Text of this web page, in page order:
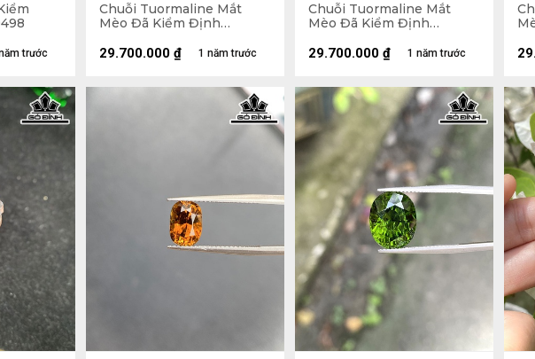
trước
Chuỗi Tuormaline Mắt
Mèo Đã Kiểm Định
1 năm trước
29.700.000 ₫
Chuỗi Tuormaline Mắt
Mèo Đã Kiểm Định
1 năm trước
29.700.000 ₫